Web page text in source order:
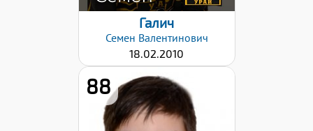
Галич
Семен Валентинович
18.02.2010
88